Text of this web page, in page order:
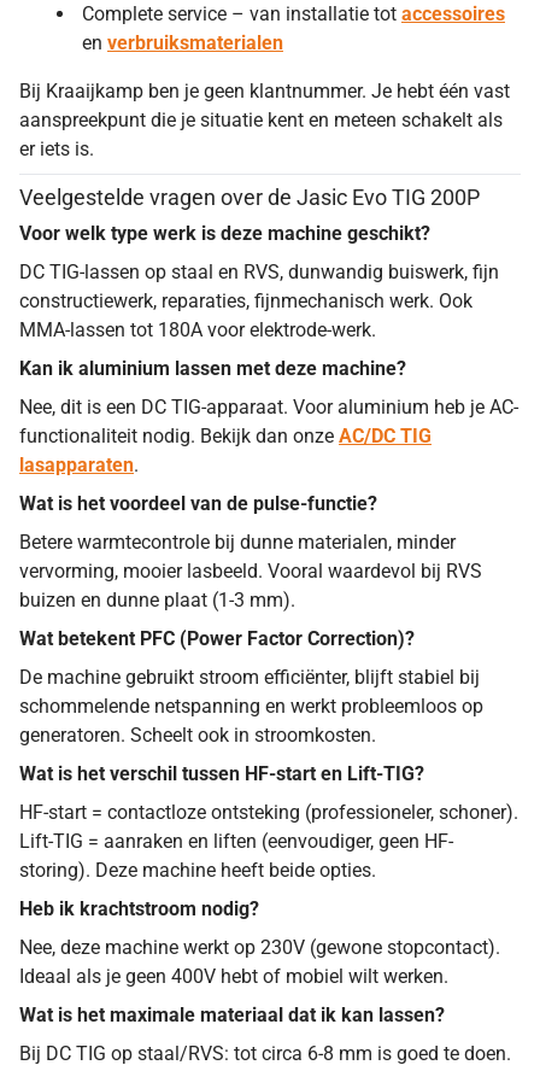
Complete service – van installatie tot accessoires
en verbruiksmaterialen
Bij Kraaijkamp ben je geen klantnummer. Je hebt één vast
aanspreekpunt die je situatie kent en meteen schakelt als
er iets is.
Veelgestelde vragen over de Jasic Evo TIG 200P
Voor welk type werk is deze machine geschikt?
DC TIG-lassen op staal en RVS, dunwandig buiswerk, fijn
constructiewerk, reparaties, fijnmechanisch werk. Ook
MMA-lassen tot 180A voor elektrode-werk.
Kan ik aluminium lassen met deze machine?
Nee, dit is een DC TIG-apparaat. Voor aluminium heb je AC-
functionaliteit nodig. Bekijk dan onze AC/DC TIG
lasapparaten.
Wat is het voordeel van de pulse-functie?
Betere warmtecontrole bij dunne materialen, minder
vervorming, mooier lasbeeld. Vooral waardevol bij RVS
buizen en dunne plaat (1-3 mm).
Wat betekent PFC (Power Factor Correction)?
De machine gebruikt stroom efficiënter, blijft stabiel bij
schommelende netspanning en werkt probleemloos op
generatoren. Scheelt ook in stroomkosten.
Wat is het verschil tussen HF-start en Lift-TIG?
HF-start = contactloze ontsteking (professioneler, schoner).
Lift-TIG = aanraken en liften (eenvoudiger, geen HF-
storing). Deze machine heeft beide opties.
Heb ik krachtstroom nodig?
Nee, deze machine werkt op 230V (gewone stopcontact).
Ideaal als je geen 400V hebt of mobiel wilt werken.
Wat is het maximale materiaal dat ik kan lassen?
Bij DC TIG op staal/RVS: tot circa 6-8 mm is goed te doen.